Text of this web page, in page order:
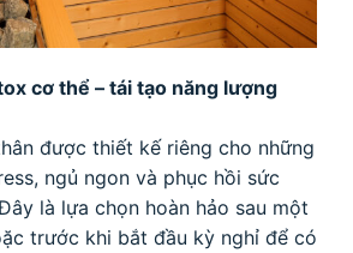
cơ thể – tái tạo năng lượng
được thiết kế riêng cho những
ngủ ngon và phục hồi sức
là lựa chọn hoàn hảo sau một
trước khi bắt đầu kỳ nghỉ để có